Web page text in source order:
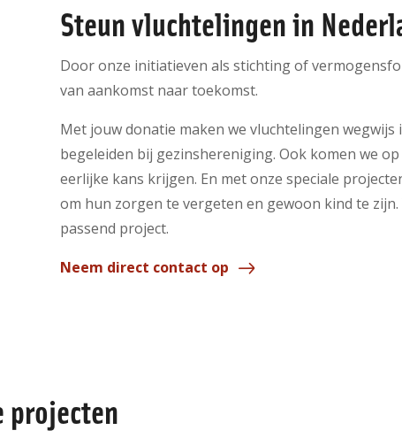
Steun vluchtelingen in
Door onze initiatieven als stichting of
van aankomst naar toekomst.
Met jouw donatie maken we vluchtelingen
begeleiden bij gezinshereniging. Ook komen we
eerlijke kans krijgen. En met onze speciale
om hun zorgen te vergeten en gewoon kind te
passend project.
Neem direct contact op